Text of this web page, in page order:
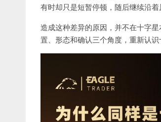
有时却只是短暂停顿，随后继续沿着
造成这种差异的原因，并不在十字
置、形态和确认三个角度，重新认识